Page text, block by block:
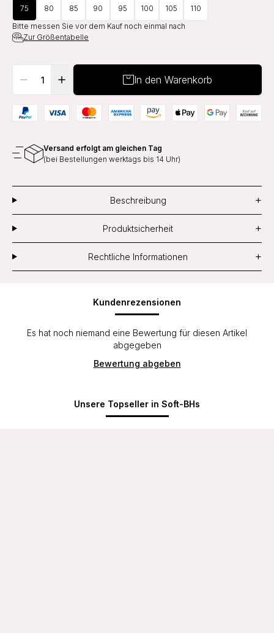
75 80 85 90 95 100 105
110
Bitte messen Sie vor dem Kauf noch einmal nach
Zur Größentabelle
In den Warenkorb
Versand erfolgt am gleichen Tag
(bei Bestellungen werktags bis 14 Uhr)
Beschreibung +
Produktsicherheit +
Rechtliche Informationen +
Kundenrezensionen
Es hat noch niemand eine Bewertung für diesen Artikel
abgegeben
Bewertung abgeben
Unsere Topseller in Soft-BHs